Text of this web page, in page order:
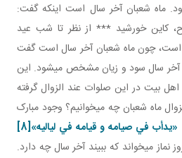
ماه شعبان آخر سال است اينکه گفت:
کاين خورشيد *** از نظر تا شب عيد
چون ماه شعبان آخر سال است گفت
آخر سال سود و زيان مشخص مي شود. اين
اهل بيت در اين صلوات عند الزوال گرفته
ماه شعبان چه مي خوانيم؟ وجود مبارک
«يدأب في صيامه و قيامه في لياليه»[8]
مي خواند که ببيند آخر سال چه دارد.